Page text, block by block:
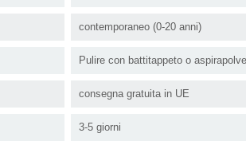
contemporaneo (0-20 anni)
Pulire con battitappeto o
consegna gratuita in UE
3-5 giorni